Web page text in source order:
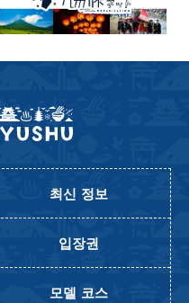
최신 정보
입장권
모델 코스